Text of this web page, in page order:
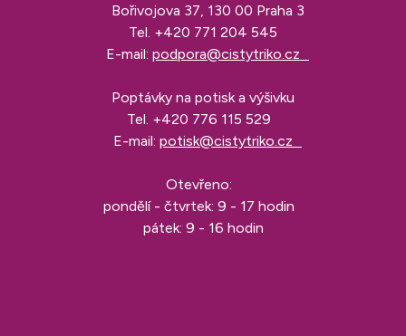
Bořivojova 37, 130 00 Praha 3
Tel. +420 771 204 545
E-mail: podpora@cistytriko.cz
Poptávky na potisk a výšivku
Tel. +420 776 115 529
E-mail: potisk@cistytriko.cz
Otevřeno:
pondělí - čtvrtek: 9 - 17 hodin
pátek: 9 - 16 hodin